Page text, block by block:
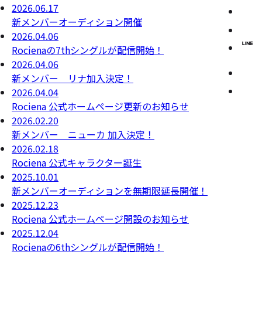
2026.06.17
新メンバーオーディション開催
2026.04.06
Rocienaの7thシングルが配信開始！
2026.04.06
新メンバー リナ加入決定！
2026.04.04
Rociena 公式ホームページ更新のお知らせ
2026.02.20
新メンバー ニューカ 加入決定！
2026.02.18
Rociena 公式キャラクター誕生
2025.10.01
新メンバーオーディションを無期限延長開催！
2025.12.23
Rociena 公式ホームページ開設のお知らせ
2025.12.04
Rocienaの6thシングルが配信開始！